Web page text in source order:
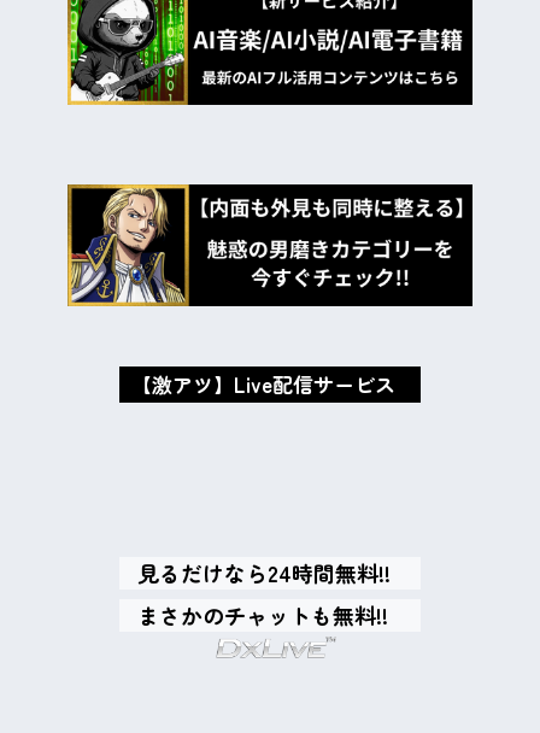
oxMISAox
【激アツ】Live配信サービス
見るだけなら24時間無料!!
まさかのチャットも無料!!